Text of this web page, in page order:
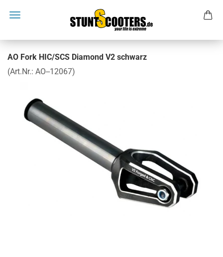
AO Fork HIC/SCS Diamond V2 schwarz
(Art.Nr.: AO--12067)